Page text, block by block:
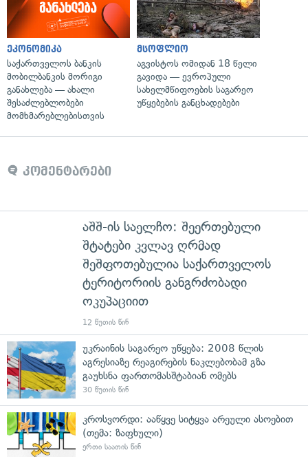
ეკონომიკა
საქართველოს ბანკის
მობილბანკის მორიგი
განახლება — ახალი
შესაძლებლობები
მომხმარებლებისთვის
მსოფლიო
აგვისტოს ომიდან 18 წელი
გავიდა — ევროპული
სახელმწიფოების საგარეო
უწყებების განცხადებები
კომენტარები
აშშ-ის საელჩო: შეერთებული
შტატები კვლავ ღრმად
შეშფოთებულია საქართველოს
ტერიტორიის განგრძობადი
ოკუპაციით
12 წუთის წინ
უკრაინის საგარეო უწყება: 2008 წლის
აგრესიაზე რეაგირების ნაკლებობამ გზა
გაუხსნა ფართომასშტაბიან ომებს
30 წუთის წინ
კროსვორდი: ააწყვე სიტყვა არეული ასოებით
(თემა: ზაფხული)
ერთი საათის წინ